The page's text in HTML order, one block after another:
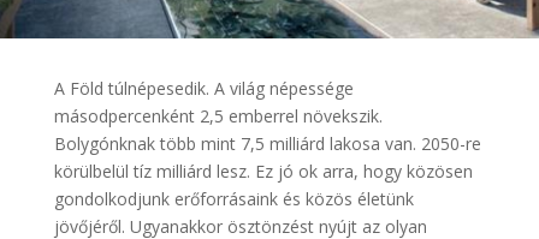
A Föld túlnépesedik. A világ népessége
másodpercenként 2,5 emberrel növekszik.
Bolygónknak több mint 7,5 milliárd lakosa van. 2050-re
körülbelül tíz milliárd lesz. Ez jó ok arra, hogy közösen
gondolkodjunk erőforrásaink és közös életünk
jövőjéről. Ugyanakkor ösztönzést nyújt az olyan